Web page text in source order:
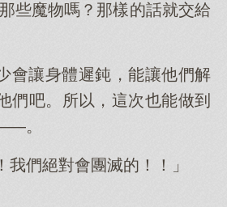
些魔物嗎？那樣的話就交給
會讓身體遲鈍，能讓他們解
們吧。所以，這次也能做到
。
我們絕對會團滅的！！」